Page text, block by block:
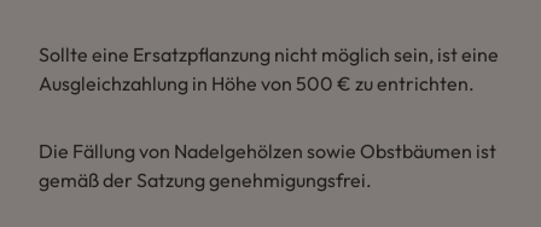
Sollte eine Ersatzpflanzung nicht möglich sein, ist eine
Ausgleichzahlung in Höhe von 500 € zu entrichten.
Die Fällung von Nadelgehölzen sowie Obstbäumen ist
gemäß der Satzung genehmigungsfrei.